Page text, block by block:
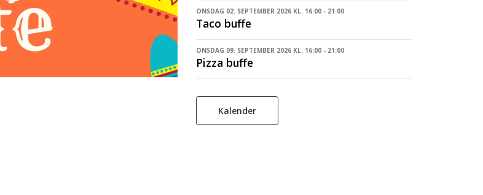
ONSDAG 02. SEPTEMBER 2026 KL. 16:00 - 21:00
Taco buffe
ONSDAG 09. SEPTEMBER 2026 KL. 16:00 - 21:00
Pizza buffe
Kalender